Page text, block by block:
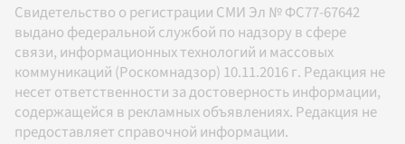
Свидетельство о регистрации СМИ Эл № ФС77-67642
выдано федеральной службой по надзору в сфере
связи, информационных технологий и массовых
коммуникаций (Роскомнадзор) 10.11.2016 г. Редакция не
несет ответственности за достоверность информации,
содержащейся в рекламных объявлениях. Редакция не
предоставляет справочной информации.